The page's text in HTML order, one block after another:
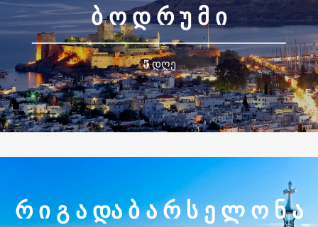
Ბ Ო Დ Რ Უ Მ Ი
5 დღე
Რ Ი Გ Ა ᲓᲐ Ბ Ა Რ Ს Ე Ლ Ო Ნ Ა